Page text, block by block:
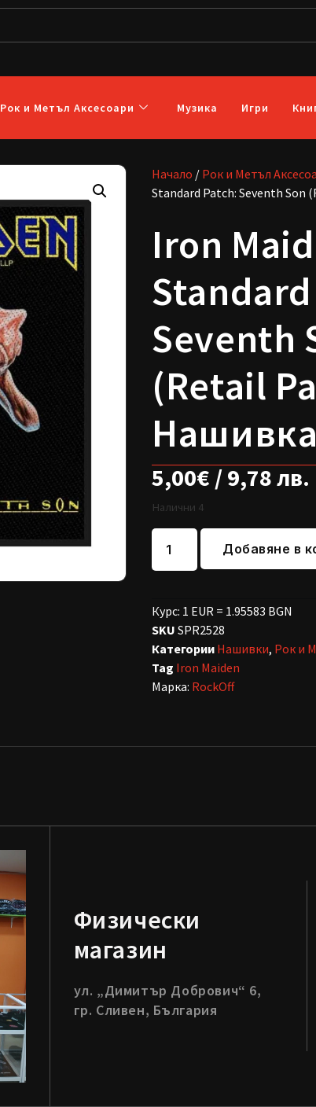
Рок и Метъл Аксесоари Музика Игри
Начало / Рок и Метъл
Standard Patch: Seventh Son
Iron
Seventh
(Retail
Нашивка
5,00€ / 9,78 лв.
Налични 4
Добавяне в
Курс: 1 EUR = 1.95583 BGN
SKUSPR2528
Категории Нашивки, Рок и
Tag Iron Maiden
Марка: RockOff
Физически
магазин
ул. „Димитър Добрович“ 6,
гр. Сливен, България